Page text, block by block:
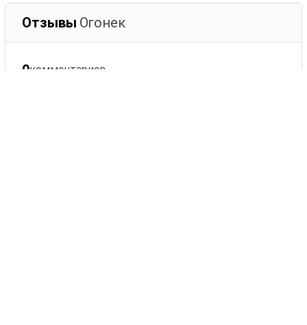
Отзывы Огонек
0комментариев